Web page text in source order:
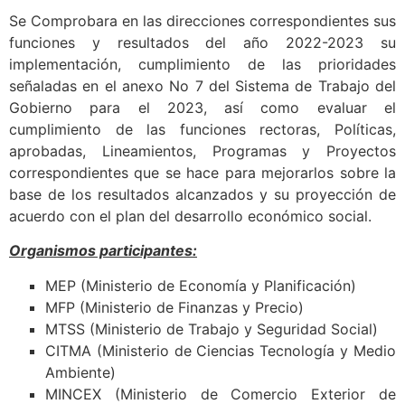
Se Comprobara en las direcciones correspondientes sus
funciones y resultados del año 2022-2023 su
implementación, cumplimiento de las prioridades
señaladas en el anexo No 7 del Sistema de Trabajo del
Gobierno para el 2023, así como evaluar el
cumplimiento de las funciones rectoras, Políticas,
aprobadas, Lineamientos, Programas y Proyectos
correspondientes que se hace para mejorarlos sobre la
base de los resultados alcanzados y su proyección de
acuerdo con el plan del desarrollo económico social.
Organismos participantes:
MEP (Ministerio de Economía y Planificación)
MFP (Ministerio de Finanzas y Precio)
MTSS (Ministerio de Trabajo y Seguridad Social)
CITMA (Ministerio de Ciencias Tecnología y Medio
Ambiente)
MINCEX (Ministerio de Comercio Exterior de